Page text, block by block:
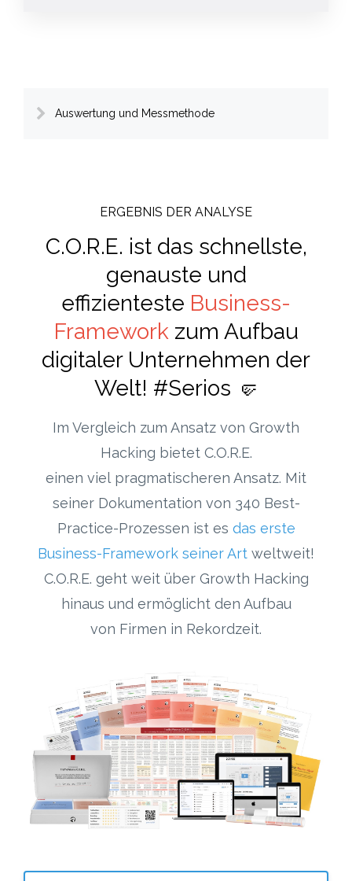
Auswertung und Messmethode
ERGEBNIS DER ANALYSE
C.O.R.E. ist das schnellste,
genauste und
effizienteste Business-
Framework zum Aufbau
digitaler Unternehmen der
Welt! #Serios 🤛
Im Vergleich zum Ansatz von Growth
Hacking bietet C.O.R.E.
einen viel pragmatischeren Ansatz. Mit
seiner Dokumentation von 340 Best-
Practice-Prozessen ist es das erste
Business-Framework seiner Art weltweit!
C.O.R.E. geht weit über Growth Hacking
hinaus und ermöglicht den Aufbau
von Firmen in Rekordzeit.